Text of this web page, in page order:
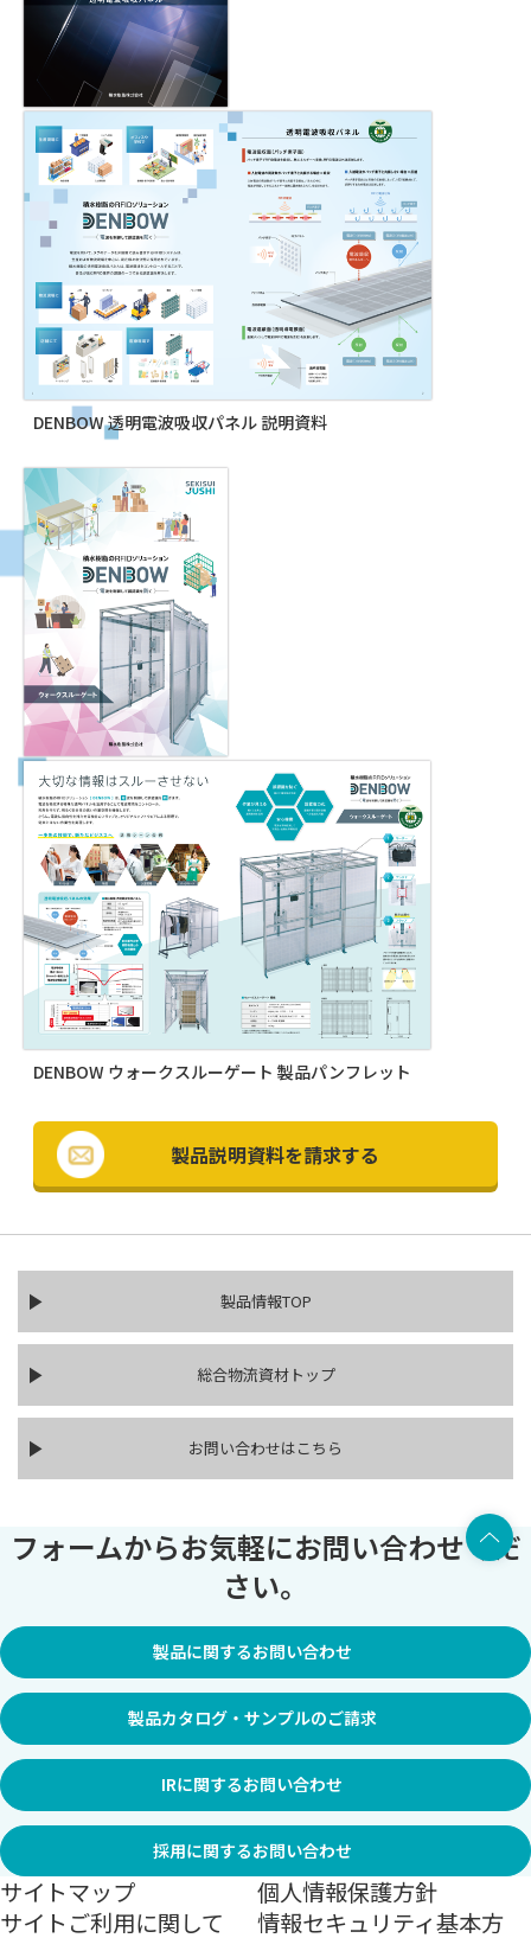
DENBOW 透明電波吸収パネル 説明資料
DENBOW ウォークスルーゲート 製品パンフレット
製品説明資料を請求する
製品情報TOP
総合物流資材トップ
お問い合わせはこちら
フォームからお気軽にお問い合わせくだ
さい。
製品に関するお問い合わせ
製品カタログ・サンプルのご請求
IRに関するお問い合わせ
採用に関するお問い合わせ
サイトマップ
個人情報保護方針
サイトご利用に関して
情報セキュリティ基本方